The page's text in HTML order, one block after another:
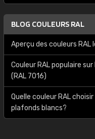
BLOG COULEURS RAL
Aperçu des couleurs RAL
Couleur RAL populaire
(RAL 7016)
Quelle couleur RAL
plafonds blancs?